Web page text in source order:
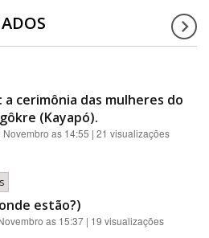
cerimônia das mulheres do
(Kayapó).
Novembro as 14:55 | 21 visualizações
estão?)
as 15:37 | 19 visualizações